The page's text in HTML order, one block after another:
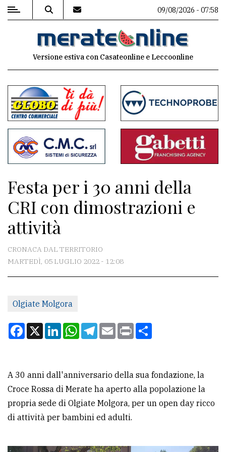
MENU
commenti
Contenuti
del
sito
Associazioni
Meteo
CONTATTI
Scrivici
Per
la
CERCA
Cerca
09/08/2026 - 07:58
Versione estiva con Casateonline e Leccoonline
Festa per i 30 anni della
CRI con dimostrazioni e
attività
CRONACA DAL TERRITORIO
MARTEDÌ, 05 LUGLIO 2022 - 12:08
Olgiate Molgora
Facebook
X LinkedInWhatsApp
Telegram
EmailPrint
A 30 anni dall'anniversario della sua fondazione, la
Croce Rossa di Merate ha aperto alla popolazione la
propria sede di Olgiate Molgora, per un open day ricco
di attività per bambini ed adulti.